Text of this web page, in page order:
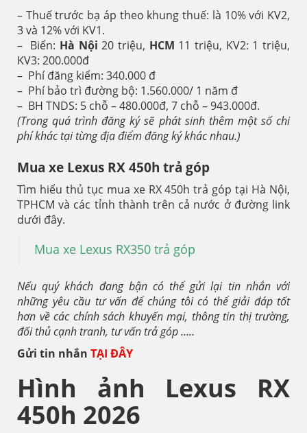
– Thuế trước bạ áp theo khung thuế: là 10% với KV2,
3 và 12% với KV1.
– Biển: Hà Nội 20 triệu, HCM 11 triệu, KV2: 1 triệu,
KV3: 200.000đ
– Phí đăng kiểm: 340.000 đ
– Phí bảo trì đường bộ: 1.560.000/ 1 năm đ
– BH TNDS: 5 chỗ – 480.000đ, 7 chỗ – 943.000đ.
(Trong quá trình đăng ký sẽ phát sinh thêm một số chi
phí khác tại từng địa điểm đăng ký khác nhau.)
Mua xe Lexus RX 450h trả góp
Tìm hiểu thủ tục mua xe RX 450h trả góp tại Hà Nội,
TPHCM và các tỉnh thành trên cả nước ở đường link
dưới đây.
Mua xe Lexus RX350 trả góp
Nếu quý khách đang bận có thể gửi lại tin nhắn với
những yêu cầu tư vấn để chúng tôi có thể giải đáp tốt
hơn về các chính sách khuyến mại, thông tin thị trường,
đối thủ cạnh tranh, tư vấn trả góp …..
Gửi tin nhắn TẠI ĐÂY
Hình ảnh Lexus RX
450h 2026